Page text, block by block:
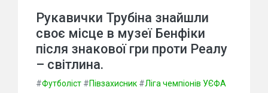
Рукавички Трубіна знайшли
своє місце в музеї Бенфіки
після знакової гри проти Реалу
– світлина.
#Футболіст #Півзахисник #Ліга чемпіонів УЄФА